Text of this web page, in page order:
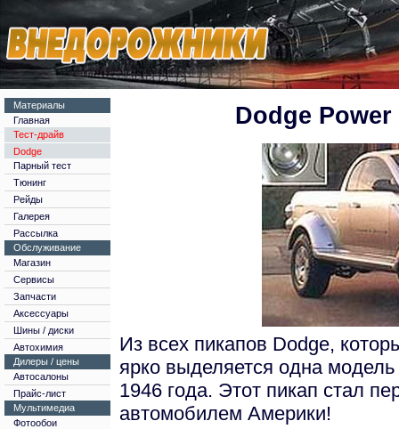
Материалы
Главная
Тест-драйв
Dodge
Парный тест
Тюнинг
Рейды
Галерея
Рассылка
Обслуживание
Магазин
Сервисы
Запчасти
Аксессуары
Шины / диски
Автохимия
Дилеры / цены
Автосалоны
Прайс-лист
Мультимедиа
Фотообои
Dodge
Из всех пикапов Dodge,
ярко выделяется одна
1946 года. Этот пикап стал
автомобилем Америки!